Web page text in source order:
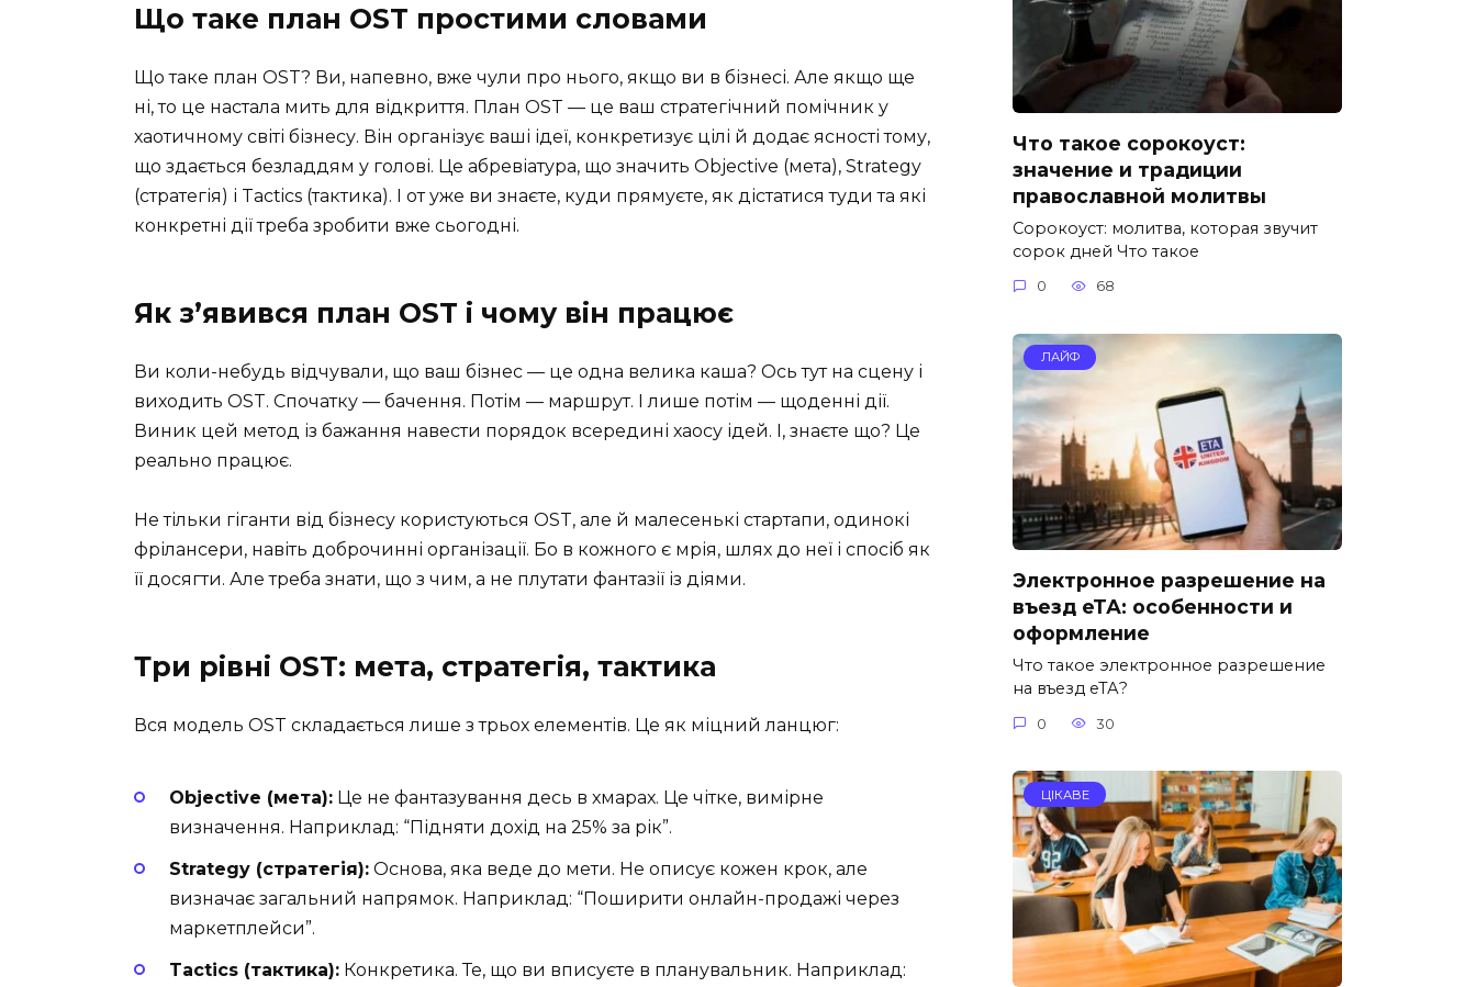
Що таке план OST простими словами
Що таке план OST? Ви, напевно, вже чули про нього, якщо ви в бізнесі. Але якщо ще
ні, то це настала мить для відкриття. План OST — це ваш стратегічний помічник у
хаотичному світі бізнесу. Він організує ваші ідеї, конкретизує цілі й додає ясності тому,
що здається безладдям у голові. Це абревіатура, що значить Objective (мета), Strategy
(стратегія) і Tactics (тактика). І от уже ви знаєте, куди прямуєте, як дістатися туди та які
конкретні дії треба зробити вже сьогодні.
Як з’явився план OST і чому він працює
Ви коли-небудь відчували, що ваш бізнес — це одна велика каша? Ось тут на сцену і
виходить OST. Спочатку — бачення. Потім — маршрут. І лише потім — щоденні дії.
Виник цей метод із бажання навести порядок всередині хаосу ідей. І, знаєте що? Це
реально працює.
Не тільки гіганти від бізнесу користуються OST, але й малесенькі стартапи, одинокі
фрілансери, навіть доброчинні організації. Бо в кожного є мрія, шлях до неї і спосіб як
її досягти. Але треба знати, що з чим, а не плутати фантазії із діями.
Три рівні OST: мета, стратегія, тактика
Вся модель OST складається лише з трьох елементів. Це як міцний ланцюг:
Objective (мета): Це не фантазування десь в хмарах. Це чітке, вимірне
визначення. Наприклад: “Підняти дохід на 25% за рік”.
Strategy (стратегія): Основа, яка веде до мети. Не описує кожен крок, але
визначає загальний напрямок. Наприклад: “Поширити онлайн-продажі через
маркетплейси”.
Tactics (тактика): Конкретика. Те, що ви вписуєте в планувальник. Наприклад:
Что такое сорокоуст:
значение и традиции
православной молитвы
Сорокоуст: молитва, которая звучит
сорок дней Что такое
0 68
ЛАЙФ
Электронное разрешение на
въезд еТА: особенности и
оформление
Что такое электронное разрешение
на въезд еТА?
0 30
ЦІКАВЕ